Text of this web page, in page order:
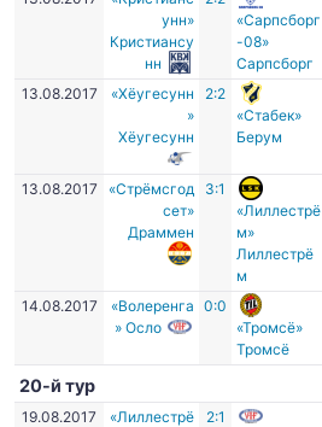
унн»
Кристиансу
нн
«Сарпсборг
-08»
Сарпсборг
13.08.2017
«Хёугесунн
»
Хёугесунн
2:2
«Стабек»
Берум
13.08.2017
«Стрёмсгод
сет»
Драммен
3:1
«Лиллестрё
м»
Лиллестрё
м
14.08.2017
«Волеренга
» Осло
0:0
«Тромсё»
Тромсё
20-й тур
19.08.2017
«Лиллестрё
2:1